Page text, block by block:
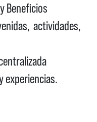
Beneficios
actividades,
experiencias.